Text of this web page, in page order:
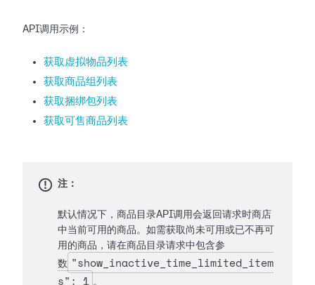
API调用示例：
获取虚拟物品列表
获取商品组列表
获取捆绑包列表
获取可售商品列表
注：
默认情况下，商品目录API调用会返回请求时商店
中当前可用的商品。如需获取尚未可用或已不再可
用的商品，请在商品目录请求中包含参
数 "show_inactive_time_limited_item
s": 1 。